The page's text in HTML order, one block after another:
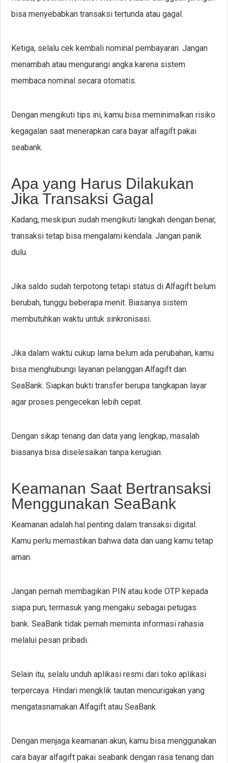
bisa menyebabkan transaksi tertunda atau gagal.
Ketiga, selalu cek kembali nominal pembayaran. Jangan
menambah atau mengurangi angka karena sistem
membaca nominal secara otomatis.
Dengan mengikuti tips ini, kamu bisa meminimalkan risiko
kegagalan saat menerapkan cara bayar alfagift pakai
seabank.
Apa yang Harus Dilakukan
Jika Transaksi Gagal
Kadang, meskipun sudah mengikuti langkah dengan benar,
transaksi tetap bisa mengalami kendala. Jangan panik
dulu.
Jika saldo sudah terpotong tetapi status di Alfagift belum
berubah, tunggu beberapa menit. Biasanya sistem
membutuhkan waktu untuk sinkronisasi.
Jika dalam waktu cukup lama belum ada perubahan, kamu
bisa menghubungi layanan pelanggan Alfagift dan
SeaBank. Siapkan bukti transfer berupa tangkapan layar
agar proses pengecekan lebih cepat.
Dengan sikap tenang dan data yang lengkap, masalah
biasanya bisa diselesaikan tanpa kerugian.
Keamanan Saat Bertransaksi
Menggunakan SeaBank
Keamanan adalah hal penting dalam transaksi digital.
Kamu perlu memastikan bahwa data dan uang kamu tetap
aman.
Jangan pernah membagikan PIN atau kode OTP kepada
siapa pun, termasuk yang mengaku sebagai petugas
bank. SeaBank tidak pernah meminta informasi rahasia
melalui pesan pribadi.
Selain itu, selalu unduh aplikasi resmi dari toko aplikasi
terpercaya. Hindari mengklik tautan mencurigakan yang
mengatasnamakan Alfagift atau SeaBank.
Dengan menjaga keamanan akun, kamu bisa menggunakan
cara bayar alfagift pakai seabank dengan rasa tenang dan